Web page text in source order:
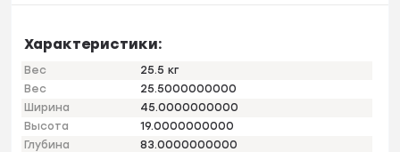
Характеристики:
Вес
25.5 кг
Вес
25.5000000000
Ширина
45.0000000000
Высота
19.0000000000
Глубина
83.0000000000